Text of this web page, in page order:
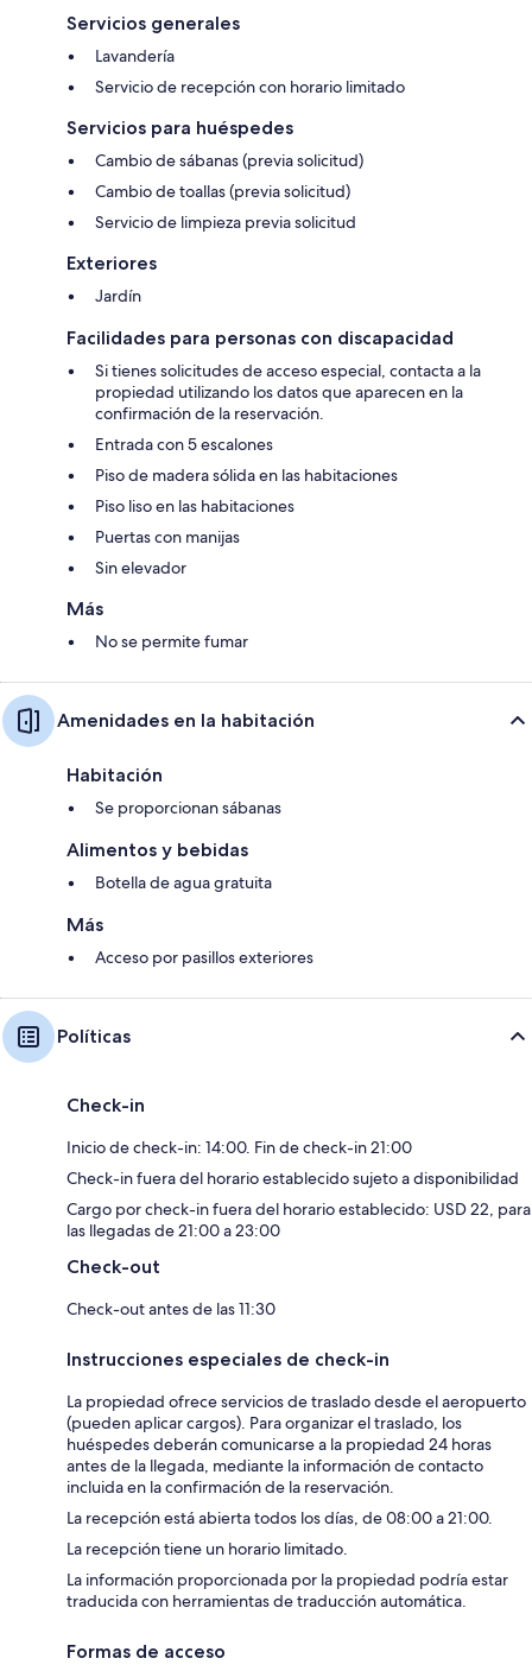
Servicios generales
Lavandería
Servicio de recepción con horario limitado
Servicios para huéspedes
Cambio de sábanas (previa solicitud)
Cambio de toallas (previa solicitud)
Servicio de limpieza previa solicitud
Exteriores
Jardín
Facilidades para personas con discapacidad
Si tienes solicitudes de acceso especial, contacta a la
propiedad utilizando los datos que aparecen en la
confirmación de la reservación.
Entrada con 5 escalones
Piso de madera sólida en las habitaciones
Piso liso en las habitaciones
Puertas con manijas
Sin elevador
Más
No se permite fumar
Amenidades en la habitación
Habitación
Se proporcionan sábanas
Alimentos y bebidas
Botella de agua gratuita
Más
Acceso por pasillos exteriores
Políticas
Check-in
Inicio de check-in: 14:00. Fin de check-in 21:00
Check-in fuera del horario establecido sujeto a disponibilidad
Cargo por check-in fuera del horario establecido: USD 22, para
las llegadas de 21:00 a 23:00
Check-out
Check-out antes de las 11:30
Instrucciones especiales de check-in
La propiedad ofrece servicios de traslado desde el aeropuerto
(pueden aplicar cargos). Para organizar el traslado, los
huéspedes deberán comunicarse a la propiedad 24 horas
antes de la llegada, mediante la información de contacto
incluida en la confirmación de la reservación.
La recepción está abierta todos los días, de 08:00 a 21:00.
La recepción tiene un horario limitado.
La información proporcionada por la propiedad podría estar
traducida con herramientas de traducción automática.
Formas de acceso